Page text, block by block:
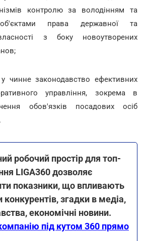
контролю за володінням та
права державної та
з боку новоутворених
чинне законодавство ефективних
управління, зокрема в
обов'язків посадових осіб
робочий простір для топ-
LIGA360 дозволяє
показники, що впливають
конкурентів, згадки в медіа,
економічні новини.
під кутом 360 прямо